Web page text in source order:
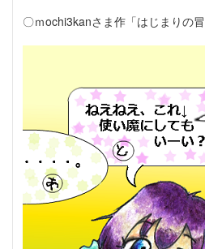
〇ｍochi3kanさま作「はじまりの